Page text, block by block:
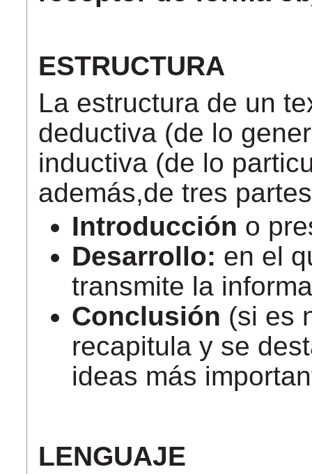
ESTRUCTURA­
La estructura de un
deductiva (de lo
inductiva (de lo
además,de tres
Introducción o
Desarrollo: en el
transmite la
Conclusión (si es
recapitula y se
ideas más
LENGUAJE